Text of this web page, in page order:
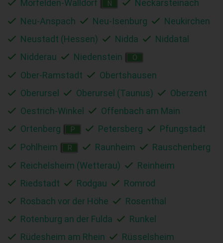
Mörfelden-Walldorf N
Neckarsteinach
Neu-Anspach
Neu-Isenburg
Neukirchen
Neustadt (Hessen)
Nidda
Niddatal
Nidderau
Niedenstein O
Ober-Ramstadt
Obertshausen
Oberursel
Oberursel (Taunus)
Oberzent
Oestrich-Winkel
Offenbach am Main
Ortenberg
P Petersberg
Pfungstadt
Pohlheim
R Raunheim
Rauschenberg
Reichelsheim (Wetterau)
Reinheim
Riedstadt
Rodgau
Romrod
Rosbach vor der Höhe
Rosenthal
Rotenburg an der Fulda
Runkel
Rüdesheim am Rhein
Rüsselsheim